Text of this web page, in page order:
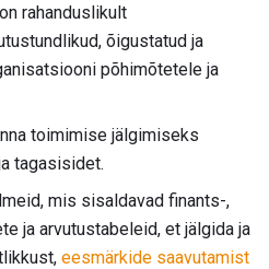
rahanduslikult
õigustatud ja
põhimõtetele ja
toimimise jälgimiseks
tagasisidet.
mis sisaldavad finants-,
ja arvutustabeleid, et jälgida ja
eesmärkide saavutamist